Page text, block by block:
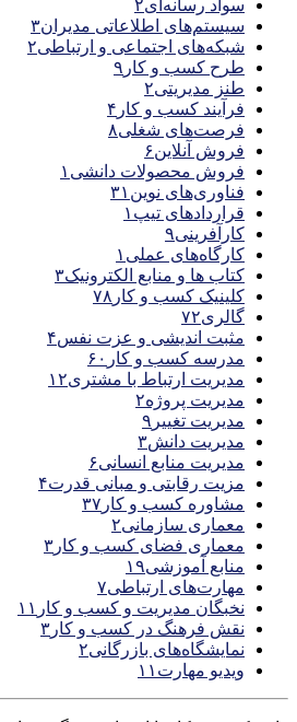
سواد رسانه‌ای۲
سیستم‌های اطلاعاتی مدیران۳
شبکه‌های اجتماعی و ارتباطی۲
طرح کسب و کار ۹
طنز مدیریتی۲
فرآیند کسب و کار ۴
فرصت‌های شغلی۸
فروش آنلاین۶
فروش محصولات دانشی ۱
فناوری‌های نوین ۳۱
قراردادهای تیپ ۱
کارآفرینی۹
کارگاه‌های عملی ۱
کتاب ها و منابع الکترونیک۳
کلینیک کسب و کار ۷۸
گالری۷۲
مثبت اندیشی و عزت نفس۴
مدرسه کسب و کار ۶۰
مدیریت ارتباط با مشتری۱۲
مدیریت پروژه۲
مدیریت تغییر ۹
مدیریت دانش۳
مدیریت منابع انسانی۶
مزیت رقابتی و مبانی قدرت۴
مشاوره کسب و کار ۳۷
معماری سازمانی۲
معماری فضای کسب و کار ۳
منابع آموزشی۱۹
مهارت‌های ارتباطی۷
نخبگان مدیریت و کسب و کار ۱۱
نقش فرهنگ در کسب و کار ۳
نمایشگاه‌های بازرگانی۲
ویدیو مهارت ۱۱